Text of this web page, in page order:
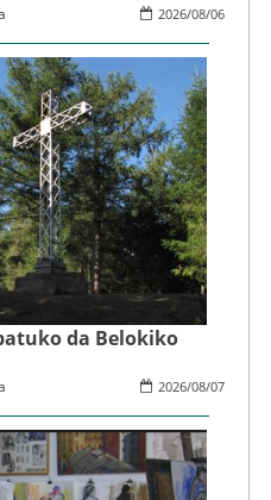
2026/08/06
da Belokiko
2026/08/07